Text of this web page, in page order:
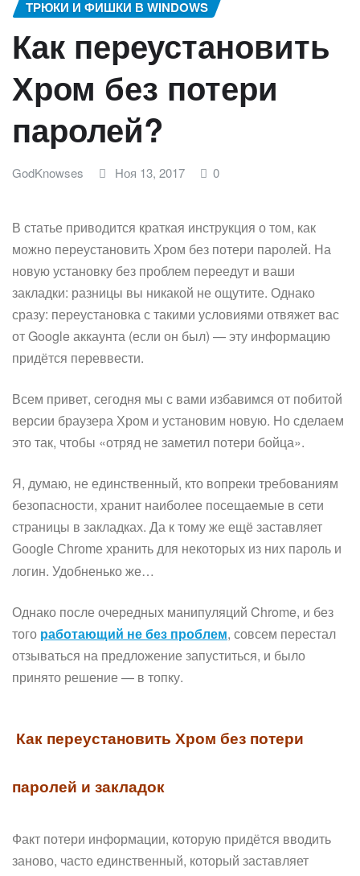
ТРЮКИ И ФИШКИ В WINDOWS
Как переустановить
Хром без потери
паролей?
GodKnowses Ноя 13, 2017 0
В статье приводится краткая инструкция о том, как
можно переустановить Хром без потери паролей. На
новую установку без проблем переедут и ваши
закладки: разницы вы никакой не ощутите. Однако
сразу: переустановка с такими условиями отвяжет вас
от Google аккаунта (если он был) — эту информацию
придётся переввести.
Всем привет, сегодня мы с вами избавимся от побитой
версии браузера Хром и установим новую. Но сделаем
это так, чтобы «отряд не заметил потери бойца».
Я, думаю, не единственный, кто вопреки требованиям
безопасности, хранит наиболее посещаемые в сети
страницы в закладках. Да к тому же ещё заставляет
Google Chrome хранить для некоторых из них пароль и
логин. Удобненько же…
Однако после очередных манипуляций Chrome, и без
того работающий не без проблем, совсем перестал
отзываться на предложение запуститься, и было
принято решение — в топку.
Как переустановить Хром без потери
паролей и закладок
Факт потери информации, которую придётся вводить
заново, часто единственный, который заставляет